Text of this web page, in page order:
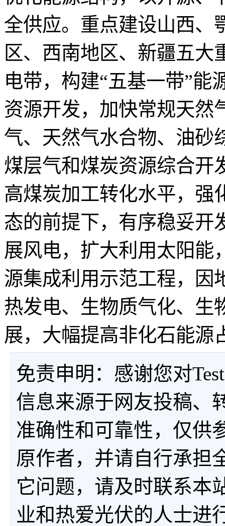
全供应。重点建设山西、
区、西南地区、新疆五
电带，构建“五基一带”能
资源开发，加快常规天然
气、天然气水合物、油砂
煤层气和煤炭资源综合开
高煤炭加工转化水平，强
态的前提下，有序稳妥开
展风电，扩大利用太阳能
源集成利用示范工程，因
热发电、生物质气化、生
展，大幅提高非化石能源
免责申明：感谢您对
信息来源于网友投稿、
准确性和可靠性，仅供
原作者，并请自行承担
它问题，请及时联系本
业和热爱光伏的人士进